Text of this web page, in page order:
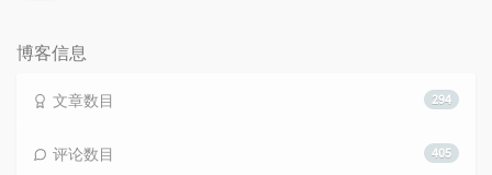
博客信息
294
文章数目
405
评论数目